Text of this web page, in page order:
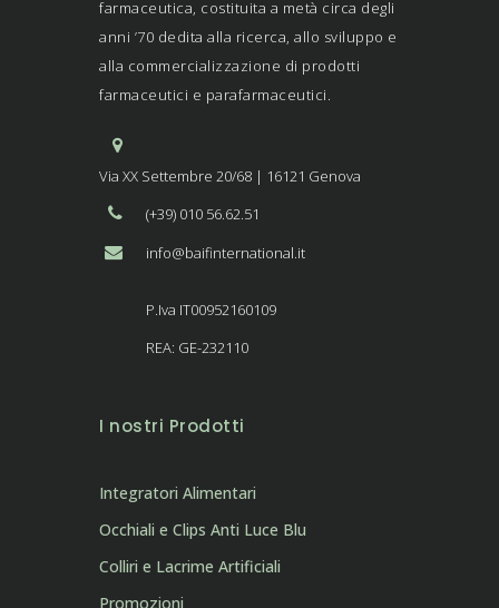
farmaceutica, costituita a metà circa degli
anni ’70 dedita alla ricerca, allo sviluppo e
alla commercializzazione di prodotti
farmaceutici e parafarmaceutici.
Via XX Settembre 20/68 | 16121 Genova
(+39) 010 56.62.51
info@baifinternational.it
P.Iva IT00952160109
REA: GE-232110
I nostri Prodotti
Integratori Alimentari
Occhiali e Clips Anti Luce Blu
Colliri e Lacrime Artificiali
Promozioni